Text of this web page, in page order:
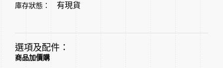
庫存狀態： 有現貨
選項及配件：
商品加價購